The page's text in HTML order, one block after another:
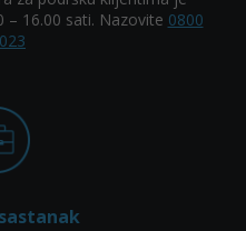
– 16.00 sati. Nazovite 0800